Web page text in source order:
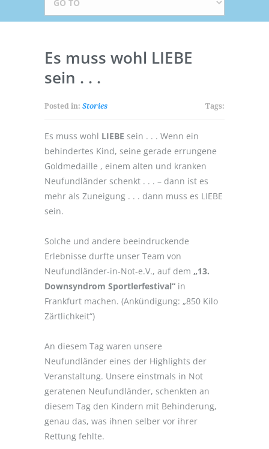
Es muss wohl LIEBE
sein . . .
Posted in: Stories Tags:
Es muss wohl LIEBE sein . . . Wenn ein
behindertes Kind, seine gerade errungene
Goldmedaille , einem alten und kranken
Neufundländer schenkt . . . – dann ist es
mehr als Zuneigung . . . dann muss es LIEBE
sein.
Solche und andere beeindruckende
Erlebnisse durfte unser Team von
Neufundländer-in-Not-e.V., auf dem „13.
Downsyndrom Sportlerfestival“ in
Frankfurt machen. (Ankündigung: „850 Kilo
Zärtlichkeit“)
An diesem Tag waren unsere
Neufundländer eines der Highlights der
Veranstaltung. Unsere einstmals in Not
geratenen Neufundländer, schenkten an
diesem Tag den Kindern mit Behinderung,
genau das, was ihnen selber vor ihrer
Rettung fehlte.